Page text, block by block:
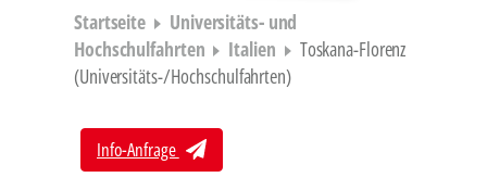
Startseite
Universitäts- und
Hochschulfahrten
Italien
Toskana-Florenz
(Universitäts-/Hochschulfahrten)
Info-Anfrage